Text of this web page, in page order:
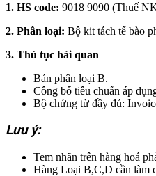
1. HS code: 9018 9090 (Thuế
2. Phân loại: Bộ kit tách tế bào
3. Thủ tục hải quan
Bản phân loại B.
Công bố tiêu chuẩn áp
Bộ chứng từ đầy đủ:
Lưu ý:
Tem nhãn trên hàng hoá
Hàng Loại B,C,D cần làm